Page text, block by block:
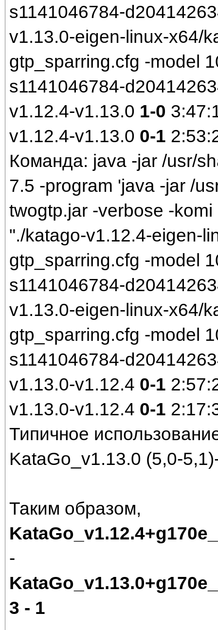
s1141046784-
v1.13.0-eigen-linux-x64/
gtp_sparring.cfg -model
s1141046784-
v1.12.4-v1.13.0 1-0
v1.12.4-v1.13.0 0-1
Команда: java -jar /usr/
7.5 -program 'java -jar /
twogtp.jar -verbose -
"./katago-v1.12.4-eigen-
gtp_sparring.cfg -model
s1141046784-
v1.13.0-eigen-linux-x64/
gtp_sparring.cfg -model
s1141046784-
v1.13.0-v1.12.4 0-1
v1.13.0-v1.12.4 0-1
Типичное
KataGo_v1.13.0 (5,0-
Таким образом,
-
3 - 1